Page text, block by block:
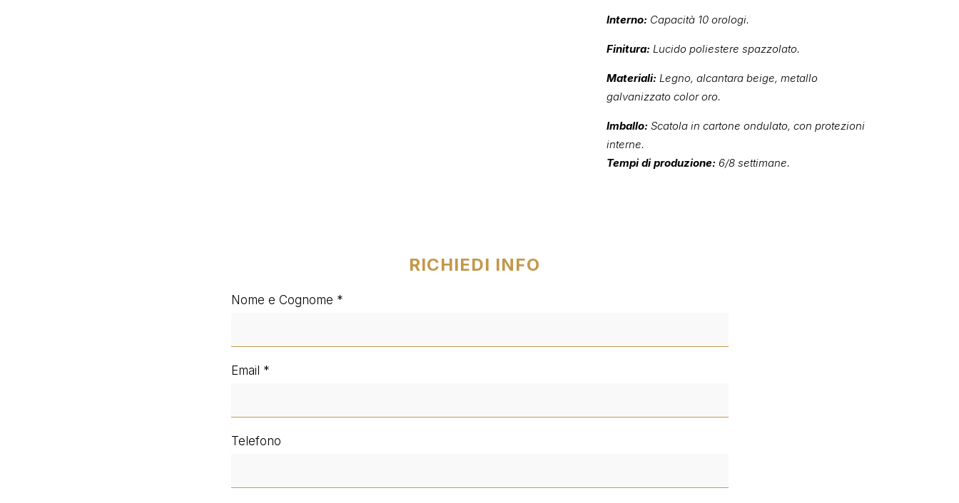
Interno: Capacità 10 orologi.
Finitura: Lucido poliestere spazzolato.
Materiali: Legno, alcantara beige, metallo
galvanizzato color oro.
Imballo: Scatola in cartone ondulato, con protezioni
interne.
Tempi di produzione: 6/8 settimane.
RICHIEDI INFO
Nome e Cognome
Email
Telefono